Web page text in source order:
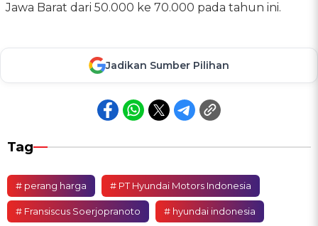
Jawa Barat dari 50.000 ke 70.000 pada tahun ini.
Jadikan Sumber Pilihan
Tag
# perang harga # PT Hyundai Motors Indonesia
# Fransiscus Soerjopranoto # hyundai indonesia